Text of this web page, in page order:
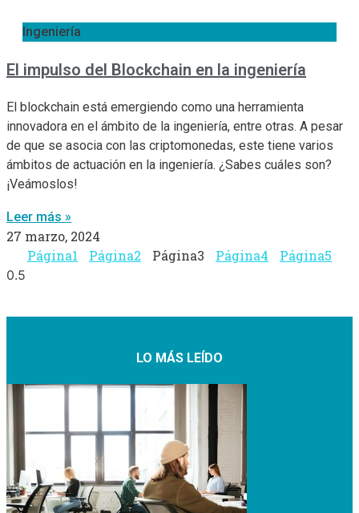
Ingeniería
El impulso del Blockchain en la ingeniería
El blockchain está emergiendo como una herramienta
innovadora en el ámbito de la ingeniería, entre otras. A pesar
de que se asocia con las criptomonedas, este tiene varios
ámbitos de actuación en la ingeniería. ¿Sabes cuáles son?
¡Veámoslos!
Leer más »
27 marzo, 2024
Página1 Página2 Página3 Página4 Página5
LO MÁS LEÍDO